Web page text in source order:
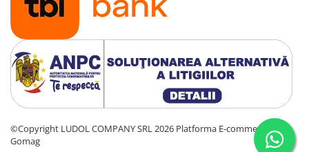
©Copyright LUDOL COMPANY SRL 2026 Platforma E-commerce by
Gomag